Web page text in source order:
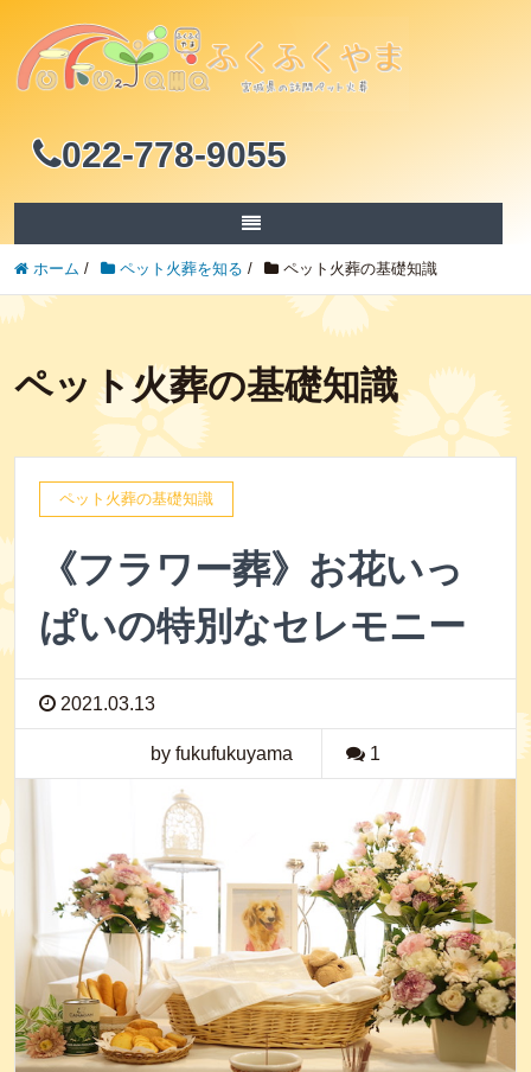
022-778-9055
ホーム / ペット火葬を知る / ペット火葬の基礎知識
ペット火葬の基礎知識
ペット火葬の基礎知識
《フラワー葬》お花いっ
ぱいの特別なセレモニー
2021.03.13
by fukufukuyama 1